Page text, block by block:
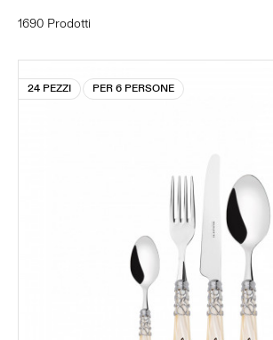
1690 Prodotti
24 PEZZI PER 6 PERSONE